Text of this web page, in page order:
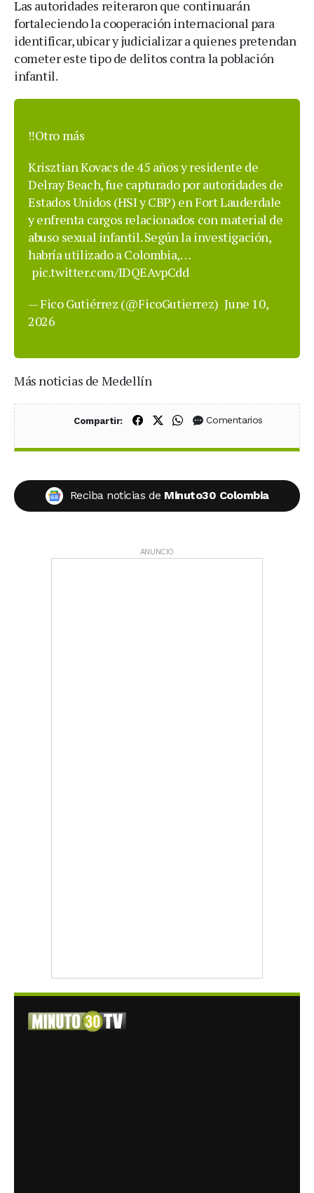
Las autoridades reiteraron que continuarán
fortaleciendo la cooperación internacional para
identificar, ubicar y judicializar a quienes pretendan
cometer este tipo de delitos contra la población
infantil.
‼️Otro más
Krisztian Kovacs de 45 años y residente de
Delray Beach, fue capturado por autoridades de
Estados Unidos (HSI y CBP) en Fort Lauderdale
y enfrenta cargos relacionados con material de
abuso sexual infantil. Según la investigación,
habría utilizado a Colombia,…
pic.twitter.com/IDQEAvpCdd
— Fico Gutiérrez (@FicoGutierrez) June 10,
2026
Más noticias de Medellín
Compartir: Compartir en Facebook
Compartir en X (Twitter)
Compartir en WhatsApp
Comentarios
Reciba noticias de Minuto30 Colombia
ANUNCIO